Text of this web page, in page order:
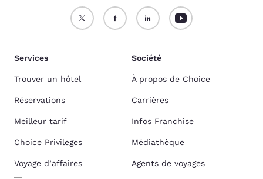
Services
Trouver un hôtel
Réservations
Meilleur tarif
Choice Privileges
Voyage d’affaires
Société
À propos de Choice
Carrières
Infos Franchise
Médiathèque
Agents de voyages